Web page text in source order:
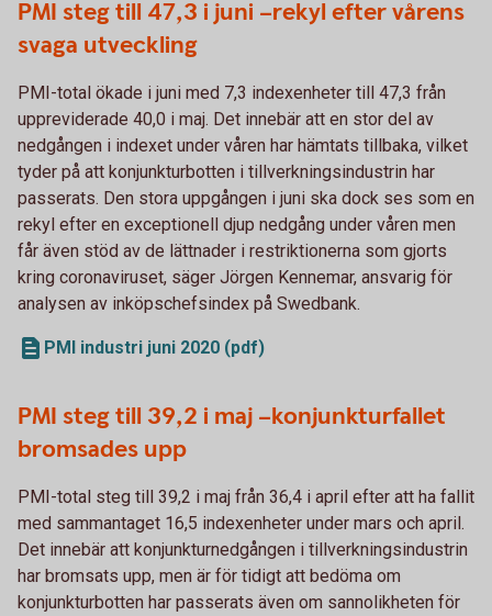
PMI steg till 47,3 i juni –rekyl efter vårens
svaga utveckling
PMI-total ökade i juni med 7,3 indexenheter till 47,3 från
uppreviderade 40,0 i maj. Det innebär att en stor del av
nedgången i indexet under våren har hämtats tillbaka, vilket
tyder på att konjunkturbotten i tillverkningsindustrin har
passerats. Den stora uppgången i juni ska dock ses som en
rekyl efter en exceptionell djup nedgång under våren men
får även stöd av de lättnader i restriktionerna som gjorts
kring coronaviruset, säger Jörgen Kennemar, ansvarig för
analysen av inköpschefsindex på Swedbank.
PMI industri juni 2020 (pdf)
PMI steg till 39,2 i maj –konjunkturfallet
bromsades upp
PMI-total steg till 39,2 i maj från 36,4 i april efter att ha fallit
med sammantaget 16,5 indexenheter under mars och april.
Det innebär att konjunkturnedgången i tillverkningsindustrin
har bromsats upp, men är för tidigt att bedöma om
konjunkturbotten har passerats även om sannolikheten för